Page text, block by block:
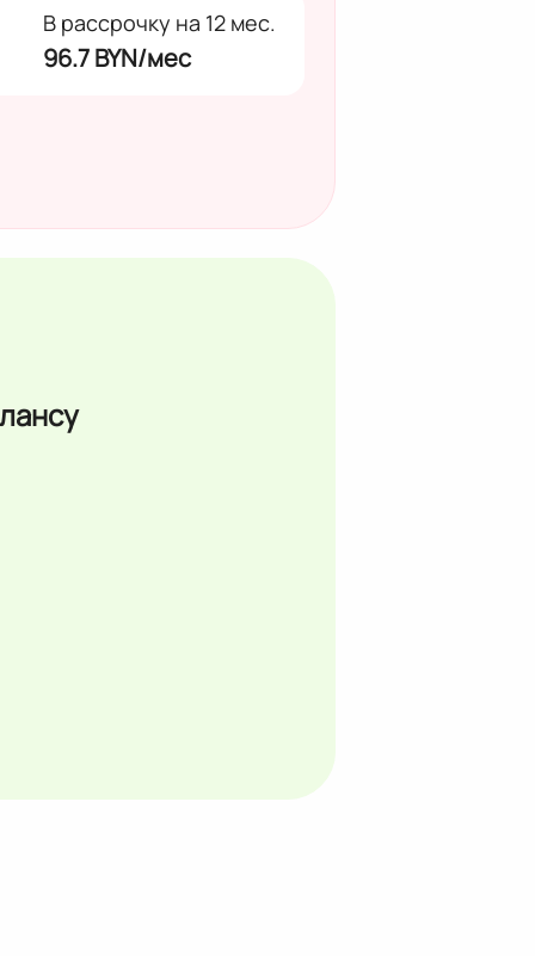
В рассрочку на 12 мес.
96.7 BYN/мес